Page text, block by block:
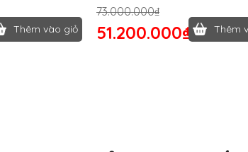
Thêm vào giỏ
73.000.000₫
51.200.000₫ Thêm